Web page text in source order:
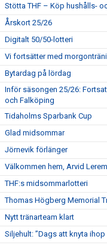
Stötta THF – Köp hushålls-
Årskort 25/26
Digitalt 50/50-lotteri
Vi fortsätter med
Bytardag på lördag
Inför säsongen 25/26:
och Falköping
Tidaholms Sparbank Cup
Glad midsommar
Jörnevik förlänger
Välkommen hem, Arvid
THF:s midsommarlotteri
Thomas Högberg Memorial
Nytt tränarteam klart
Siljehult: ”Dags att knyta ihop